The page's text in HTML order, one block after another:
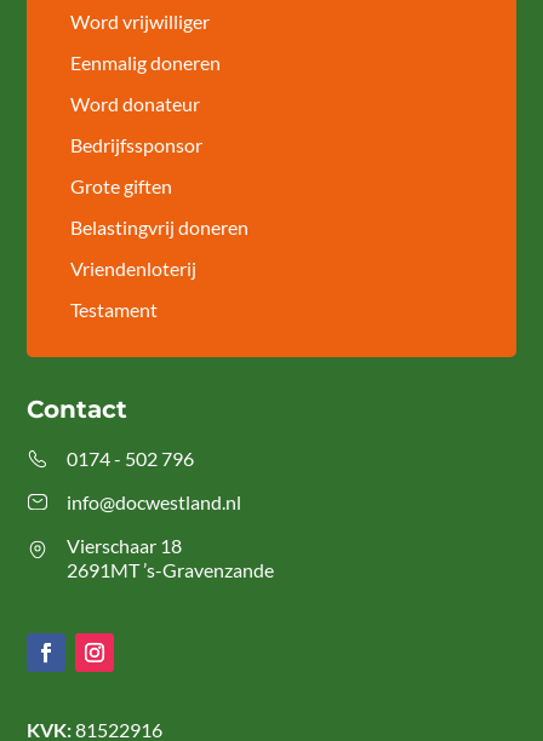
Word vrijwilliger
Eenmalig doneren
Word donateur
Bedrijfssponsor
Grote giften
Belastingvrij doneren
Vriendenloterij
Testament
Contact
0174 - 502 796
info@docwestland.nl
Vierschaar 18
2691MT ’s-Gravenzande
KVK:81522916